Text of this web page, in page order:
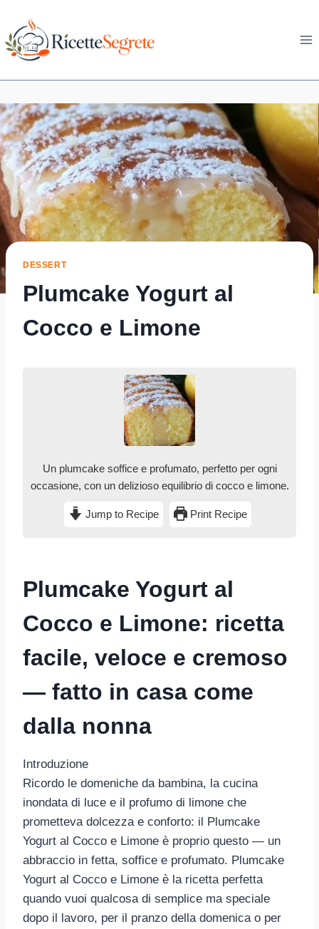
content
DESSERT
Plumcake Yogurt al
Cocco e Limone
Un plumcake soffice e profumato, perfetto per ogni
occasione, con un delizioso equilibrio di cocco e limone.
Jump to Recipe Print Recipe
Plumcake Yogurt al
Cocco e Limone: ricetta
facile, veloce e cremoso
— fatto in casa come
dalla nonna
Introduzione
Ricordo le domeniche da bambina, la cucina
inondata di luce e il profumo di limone che
prometteva dolcezza e conforto: il Plumcake
Yogurt al Cocco e Limone è proprio questo — un
abbraccio in fetta, soffice e profumato. Plumcake
Yogurt al Cocco e Limone è la ricetta perfetta
quando vuoi qualcosa di semplice ma speciale
dopo il lavoro, per il pranzo della domenica o per